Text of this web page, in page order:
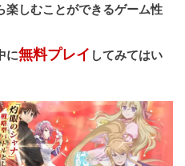
楽しむことができるゲーム性
に無料プレイ してみてはい